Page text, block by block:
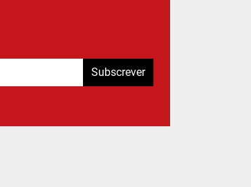
Subscrever